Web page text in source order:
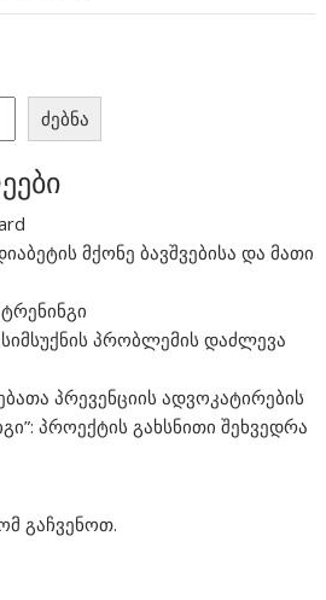
ძებნა
მქონე ბავშვებისა და მათი
პრობლემის დაძლევა
პრევენციის ადვოკატირების
პროექტის გახსნითი შეხვედრა
გაჩვენოთ.